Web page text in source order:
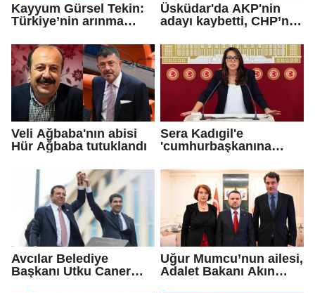
Kayyum Gürsel Tekin:
Türkiye’nin arınma
geldiniz...
Üsküdar'da AKP'nin
adayı kaybetti, CHP’nin
Çetinkaya Başkan
Vekili seçildi
Veli Ağbaba'nın abisi
Hür Ağbaba tutuklandı
Sera Kadıgil'e
'cumhurbaşkanına
soruşturması
Avcılar Belediye
Başkanı Utku Caner
Uğur Mumcu’nun ailesi,
Adalet Bakanı Akın